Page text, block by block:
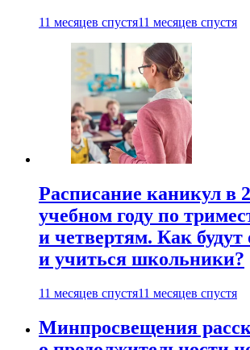
11 месяцев спустя11 месяцев спустя
Расписание каникул в
учебном году по
и четвертям. Как будут
и учиться школьники?
11 месяцев спустя11 месяцев спустя
Минпросвещения